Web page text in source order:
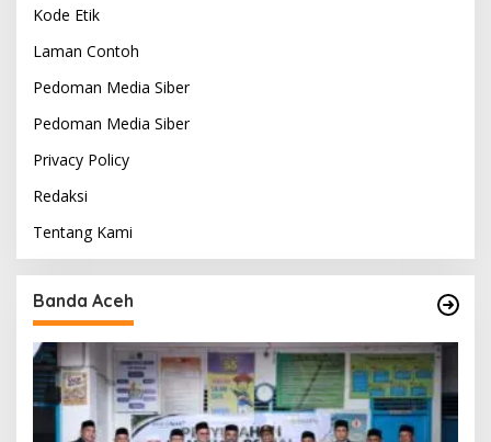
Kode Etik
Laman Contoh
Pedoman Media Siber
Pedoman Media Siber
Privacy Policy
Redaksi
Tentang Kami
Banda Aceh